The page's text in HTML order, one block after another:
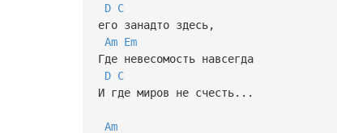
D C
его занадто здесь,
Am Em
Где невесомость навсегда
D C
И где миров не счесть...
Am